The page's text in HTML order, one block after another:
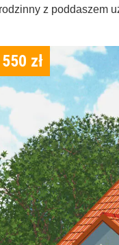
z poddaszem
zł